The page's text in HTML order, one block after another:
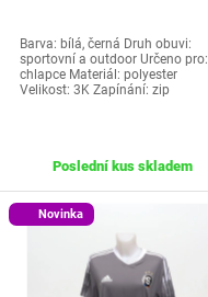
Barva: bílá, černá Druh obuvi:
sportovní a outdoor Určeno pro:
chlapce Materiál: polyester
Velikost: 3K Zapínání: zip
Poslední kus skladem
Novinka